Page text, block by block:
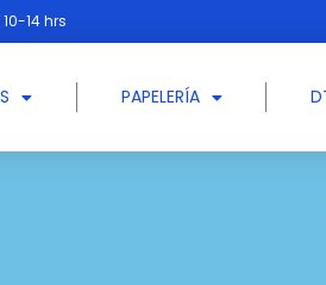
14 hrs
PAPELERÍA